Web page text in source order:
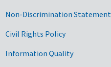
Non-Discrimination Statement
Civil Rights Policy
Information Quality